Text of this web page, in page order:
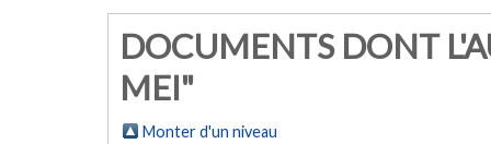
DOCUMENTS DONT
MEI"
Monter d'un niveau